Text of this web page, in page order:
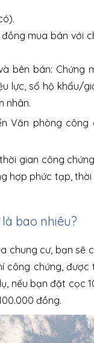
mua bán với
bên bán: Chứng
lực, sổ hộ khẩu/
nhân.
Văn phòng công
gian công
hợp phức tạp,
bao nhiêu?
chung cư, bạn sẽ
công chứng,
nếu bạn đặt cọc
đồng.